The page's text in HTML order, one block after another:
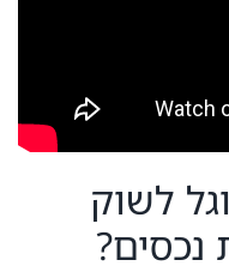
לשוק